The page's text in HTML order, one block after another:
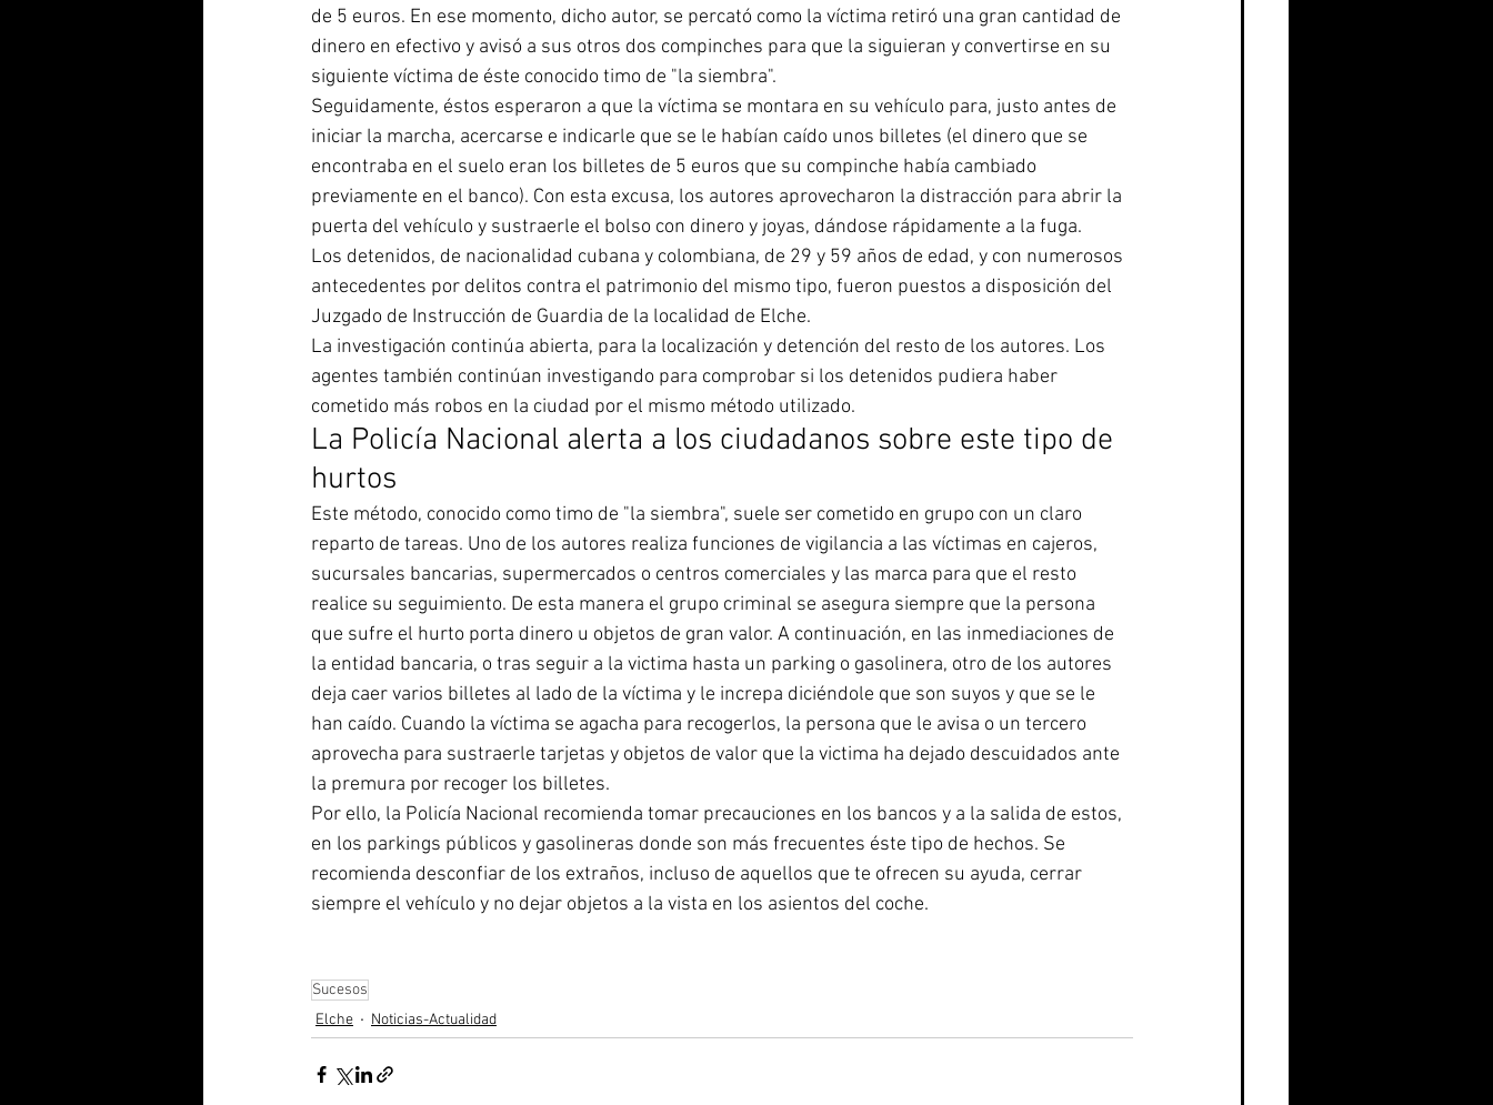
de 5 euros. En ese momento, dicho autor, se percató como la víctima retiró una gran cantidad de
dinero en efectivo y avisó a sus otros dos compinches para que la siguieran y convertirse en su
siguiente víctima de éste conocido timo de "la siembra".
Seguidamente, éstos esperaron a que la víctima se montara en su vehículo para, justo antes de
iniciar la marcha, acercarse e indicarle que se le habían caído unos billetes (el dinero que se
encontraba en el suelo eran los billetes de 5 euros que su compinche había cambiado
previamente en el banco). Con esta excusa, los autores aprovecharon la distracción para abrir la
puerta del vehículo y sustraerle el bolso con dinero y joyas, dándose rápidamente a la fuga.
Los detenidos, de nacionalidad cubana y colombiana, de 29 y 59 años de edad, y con numerosos
antecedentes por delitos contra el patrimonio del mismo tipo, fueron puestos a disposición del
Juzgado de Instrucción de Guardia de la localidad de Elche.
La investigación continúa abierta, para la localización y detención del resto de los autores. Los
agentes también continúan investigando para comprobar si los detenidos pudiera haber
cometido más robos en la ciudad por el mismo método utilizado.
La Policía Nacional alerta a los ciudadanos sobre este tipo de
hurtos
Este método, conocido como timo de "la siembra", suele ser cometido en grupo con un claro
reparto de tareas. Uno de los autores realiza funciones de vigilancia a las víctimas en cajeros,
sucursales bancarias, supermercados o centros comerciales y las marca para que el resto
realice su seguimiento. De esta manera el grupo criminal se asegura siempre que la persona
que sufre el hurto porta dinero u objetos de gran valor. A continuación, en las inmediaciones de
la entidad bancaria, o tras seguir a la victima hasta un parking o gasolinera, otro de los autores
deja caer varios billetes al lado de la víctima y le increpa diciéndole que son suyos y que se le
han caído. Cuando la víctima se agacha para recogerlos, la persona que le avisa o un tercero
aprovecha para sustraerle tarjetas y objetos de valor que la victima ha dejado descuidados ante
la premura por recoger los billetes.
Por ello, la Policía Nacional recomienda tomar precauciones en los bancos y a la salida de estos,
en los parkings públicos y gasolineras donde son más frecuentes éste tipo de hechos. Se
recomienda desconfiar de los extraños, incluso de aquellos que te ofrecen su ayuda, cerrar
siempre el vehículo y no dejar objetos a la vista en los asientos del coche.
Sucesos
Elche
Noticias-Actualidad